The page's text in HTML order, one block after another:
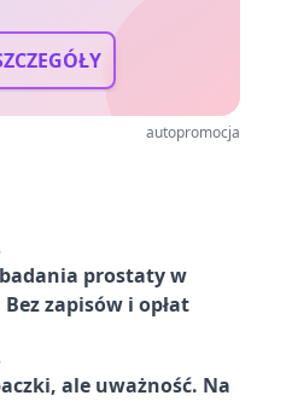
autopromocja
badania prostaty w
zapisów i opłat
ale uważność. Na